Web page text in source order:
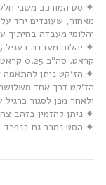
✦ סט המורכב משני
יהלומי מעבדה בחיתוך
קראט. סה”כ 0.25 קראט בסט בודד, רמת נקיון היהלומים VVS
✦ הז’קט ניתן להתאמה
הז’קט דרך אחד
ולאחר מכן לסגור
✦ ניתן להזמין בזהב
✦ הסט נמכר גם בנפרד